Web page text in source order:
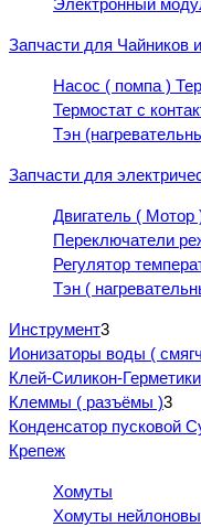
Электронный
Запчасти для Чайников
Насос ( помпа )
Термостат с
Тэн
Запчасти для
Двигатель ( Мотор
Переключатели
Регулятор
Тэн (
Инструмент3
Ионизаторы воды (
Клей-Силикон-
Клеммы ( разъёмы )3
Конденсатор пусковой
Крепеж
Хомуты
Хомуты